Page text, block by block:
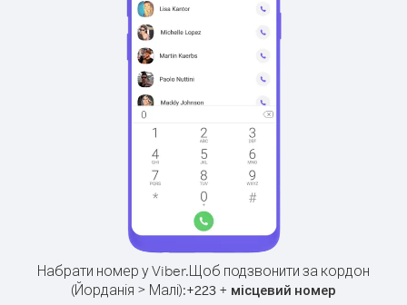
Набрати номер у Viber.Щоб подзвонити за кордон
(Йорданія > Малі):+223 + місцевий номер